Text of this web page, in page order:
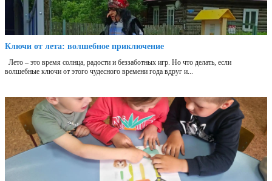
Ключи от лета: волшебное приключение
Лето – это время солнца, радости и беззаботных игр. Но что делать, если
волшебные ключи от этого чудесного времени года вдруг и...